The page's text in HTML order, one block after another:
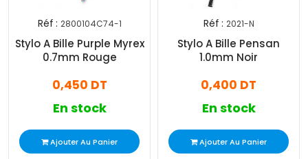
Réf : 2800104C74-1
Stylo A Bille Purple Myrex
0.7mm Rouge
0,450 DT
En stock
Ajouter Au Panier
Réf : 2021-N
Stylo A Bille Pensan
1.0mm Noir
0,400 DT
En stock
Ajouter Au Panier